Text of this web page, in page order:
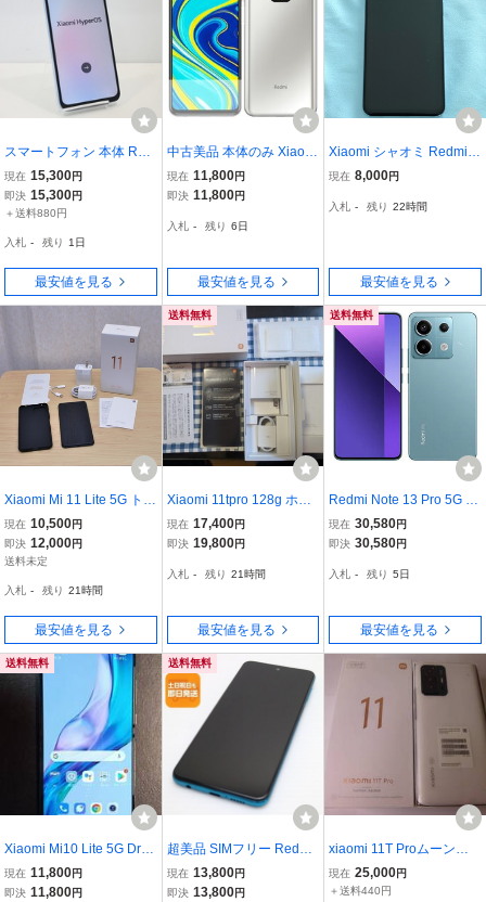
スマートフォン 本体 Red
mi 12 5G A401XM Xiaomi
softbank SIMフリー 残債
なし 128GB ブルー 値下
現在 15,300円
即決 15,300円
＋送料880円
入札 - 残り 1日
最安値を見る
中古美品 本体のみ Xiaomi
Redmi Note 9S 128GB SI
Mフリー版 グレイシャー
現在 11,800円
即決 11,800円
入札 - 残り 6日
最安値を見る
Xiaomi シャオミ Redmi N
ote 9S 64GB グレイシャ
マホ
現在 8,000円
入札 - 残り 22時間
最安値を見る
Xiaomi Mi 11 Lite 5G トリ
ュフブラック SIMフリ
ー おまけ付き
現在 10,500円
即決 12,000円
送料未定
入札 - 残り 21時間
最安値を見る
送料無料
Xiaomi 11tpro 128g ホワ
イト5G SIMフリー
現在 17,400円
即決 19,800円
入札 - 残り 21時間
最安値を見る
送料無料
Redmi Note 13 Pro 5G XI
G05[256GB] au オーシャ
ンティール【 …
現在 30,580円
即決 30,580円
入札 - 残り 5日
最安値を見る
送料無料
Xiaomi Mi10 Lite 5G Drea
mWhite
現在 11,800円
即決 11,800円
送料無料
超美品 SIMフリー Redmi
Note 9S 128GB オーロラ
ブルー スマホ 白ロム 中
現在 13,800円
即決 13,800円
xiaomi 11T Proムーンラ
イトホワイト 【本当に綺
麗な中古品】SIMフリー/
現在 25,000円
＋送料440円